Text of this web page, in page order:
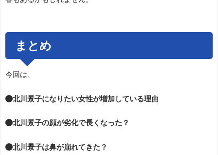
まとめ
今回は、
●北川景子になりたい女性が増加している理由
●北川景子の顔が劣化で長くなった？
●北川景子は鼻が崩れてきた？